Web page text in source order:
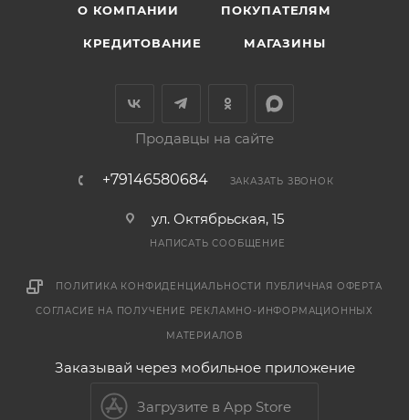
О КОМПАНИИ ПОКУПАТЕЛЯМ
КРЕДИТОВАНИЕ МАГАЗИНЫ
Продавцы на сайте
+79146580684 ЗАКАЗАТЬ ЗВОНОК
ул. Октябрьская, 15
НАПИСАТЬ СООБЩЕНИЕ
ПОЛИТИКА КОНФИДЕНЦИАЛЬНОСТИ ПУБЛИЧНАЯ ОФЕРТА
СОГЛАСИЕ НА ПОЛУЧЕНИЕ РЕКЛАМНО-ИНФОРМАЦИОННЫХ
МАТЕРИАЛОВ
Заказывай через мобильное приложение
Загрузите в App Store